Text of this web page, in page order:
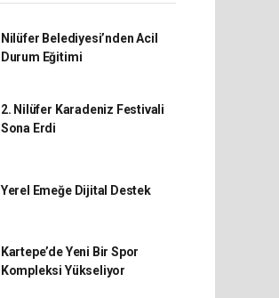
Nilüfer Belediyesi’nden Acil
Durum Eğitimi
2. Nilüfer Karadeniz Festivali
Sona Erdi
Yerel Emeğe Dijital Destek
Kartepe’de Yeni Bir Spor
Kompleksi Yükseliyor